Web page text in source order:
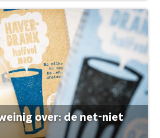
over: de net-niet